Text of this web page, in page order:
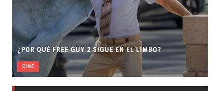
¿POR QUÉ FREE GUY 2 SIGUE EN EL LIMBO?
CINE